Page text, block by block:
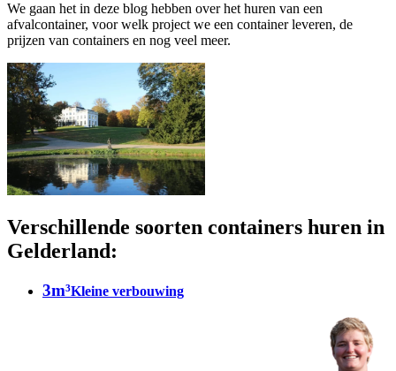
We gaan het in deze blog hebben over het huren van een
afvalcontainer, voor welk project we een container leveren, de
prijzen van containers en nog veel meer.
Verschillende soorten containers huren in
Gelderland:
3m³Kleine verbouwing